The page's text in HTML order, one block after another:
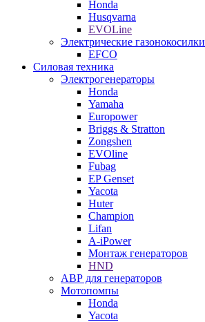
Honda
Husqvarna
EVOLine
Электрические газонокосилки
EFCO
Силовая техника
Электрогенераторы
Honda
Yamaha
Europower
Briggs & Stratton
Zongshen
EVOline
Fubag
EP Genset
Yacota
Huter
Champion
Lifan
A-iPower
Монтаж генераторов
HND
АВР для генераторов
Мотопомпы
Honda
Yacota